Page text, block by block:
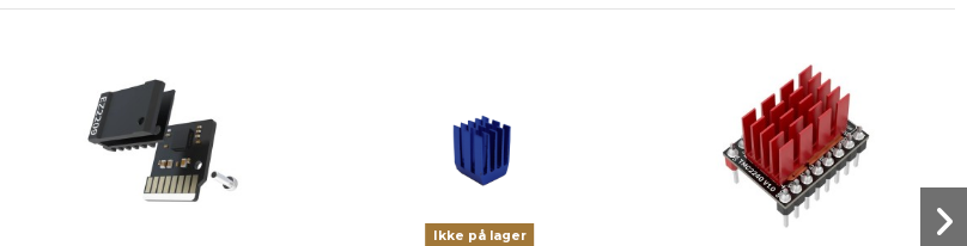
Ikke på lager